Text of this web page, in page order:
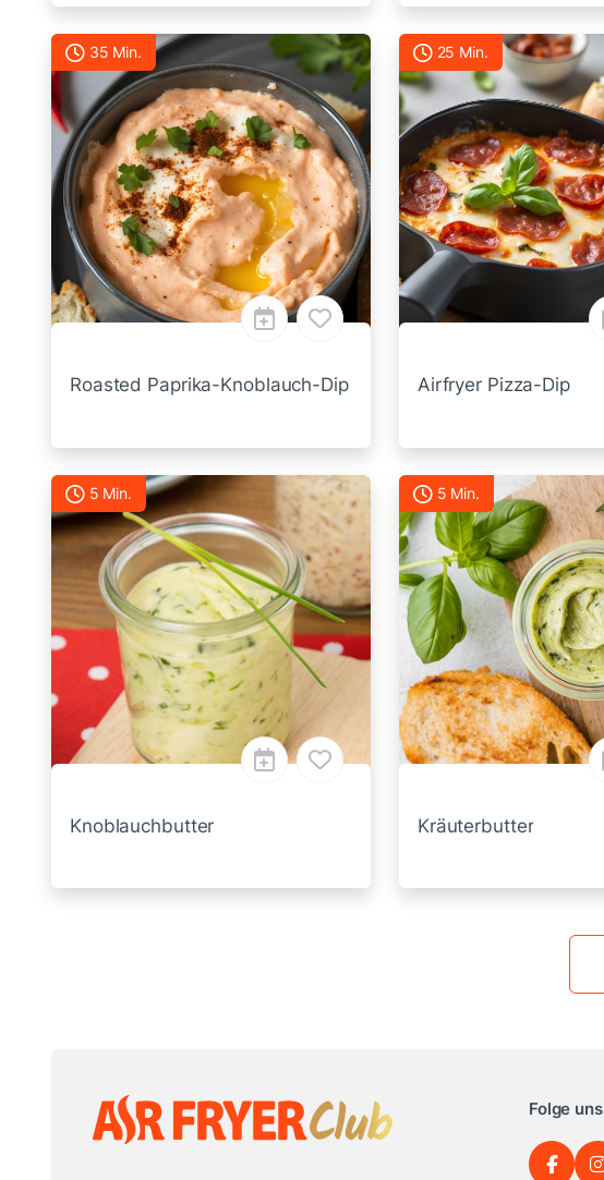
35 Min.
Roasted Paprika-Knoblauch-Dip
25 Min.
Airfryer Pizza-Dip
5 Min.
Knoblauchbutter
5 Min.
Kräuterbutter
Folge uns